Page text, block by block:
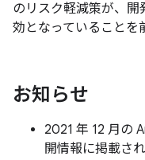
のリスク軽減策が、
効となっていることを
お知らせ
2021 年 12 月の
開情報に掲載さ